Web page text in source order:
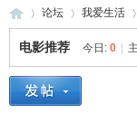
»
论坛
›
我爱生活
电影推荐 今日: 0